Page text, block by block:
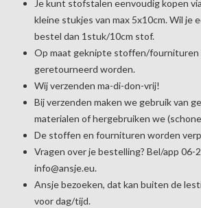
Je kunt stofstalen eenvoudig kopen
kleine stukjes van max 5x10cm. Wil je
bestel dan 1stuk/10cm stof.
Op maat geknipte stoffen/fournituren
geretourneerd worden.
Wij verzenden ma-di-don-vrij!
Bij verzenden maken we gebruik van
materialen of hergebruiken we
De stoffen en fournituren worden
Vragen over je bestelling? Bel/app 06-
info@ansje.eu.
Ansje bezoeken, dat kan buiten de
voor dag/tijd.